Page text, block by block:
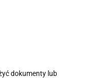
dokumenty lub